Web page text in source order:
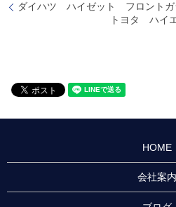
ダイハツ ハイゼット フロントガ
トヨタ ハイ
HOME
会社案内